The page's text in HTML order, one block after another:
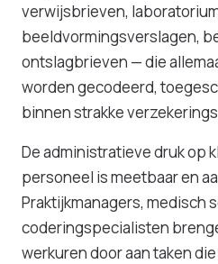
verwijsbrieven,
beeldvormingsverslagen,
ontslagbrieven — die
worden gecodeerd,
binnen strakke
De administratieve druk op
personeel is meetbaar en
Praktijkmanagers, medisch
coderingspecialisten
werkuren door aan taken